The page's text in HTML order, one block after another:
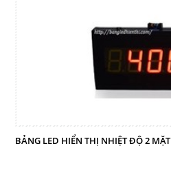
BẢNG LED HIỂN THỊ NHIỆT ĐỘ 2 MẶT